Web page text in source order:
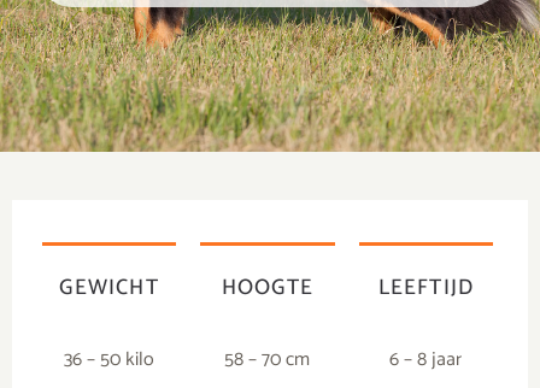
GEWICHT
36 – 50 kilo
HOOGTE
58 – 70 cm
LEEFTIJD
6 – 8 jaar